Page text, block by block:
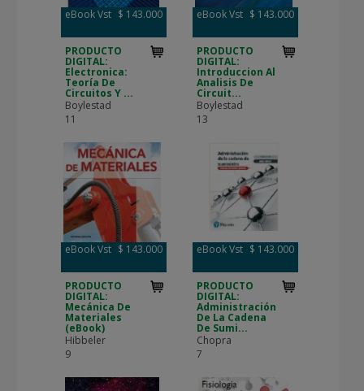
eBook Vst $ 143.000
PRODUCTO
DIGITAL:
Electronica:
Teoría De
Circuitos Y ...
Boylestad
11
eBook Vst $ 143.000
PRODUCTO
DIGITAL:
Introduccion Al
Analisis De
Circuit...
Boylestad
13
eBook Vst $ 143.000
PRODUCTO
DIGITAL:
Mecánica De
Materiales
(eBook)
Hibbeler
9
eBook Vst $ 143.000
PRODUCTO
DIGITAL:
Administración
De La Cadena
De Sumi...
Chopra
7